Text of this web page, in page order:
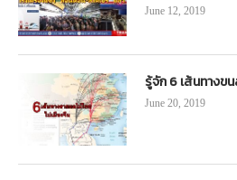
June 12, 2019
รู้จัก 6 เส้นทางข
June 20, 2019